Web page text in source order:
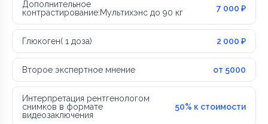
Дополнительное
контрастирование:Мультихэнс до 90 кг
7 000 ₽
Глюкоген( 1 доза) 2 000 ₽
Второе экспертное мнение от 5000
Интерпретация рентгенологом
снимков в формате
видеозаключения
50% к стоимости